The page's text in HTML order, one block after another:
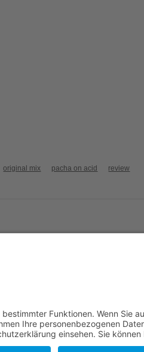
original mix pacha on acid review